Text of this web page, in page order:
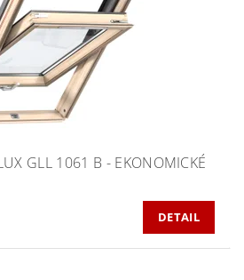
GLL 1061 B - EKONOMICKÉ
DETAIL